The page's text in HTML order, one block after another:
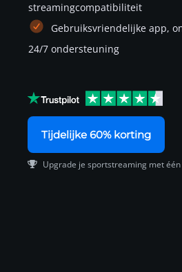
streamingcompatibiliteit
Gebruiksvriendelijke app,
24/7 ondersteuning
Tijdelijke 60% korting
Upgrade je sportstreaming met